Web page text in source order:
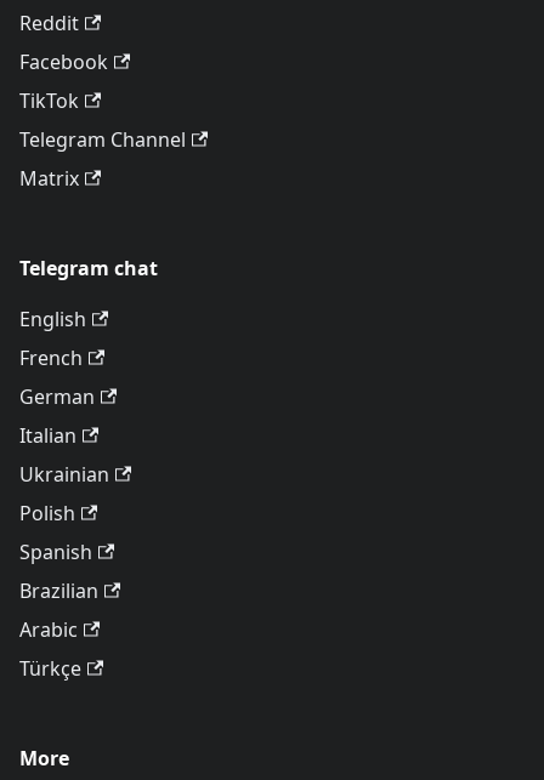
Reddit
Facebook
TikTok
Telegram Channel
Matrix
Telegram chat
English
French
German
Italian
Ukrainian
Polish
Spanish
Brazilian
Arabic
Türkçe
More